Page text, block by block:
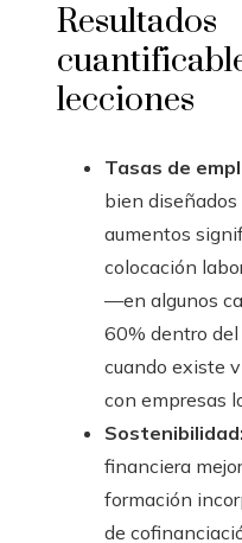
Resultados
lecciones
Tasas de
bien diseñados
aumentos
colocación
—en algunos
60% dentro
cuando existe
con empresas
Sostenibilidad:
financiera
formación
de